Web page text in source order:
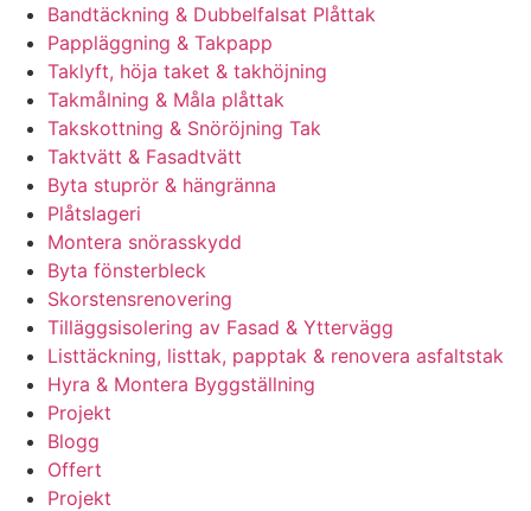
Bandtäckning & Dubbelfalsat Plåttak
Pappläggning & Takpapp
Taklyft, höja taket & takhöjning
Takmålning & Måla plåttak
Takskottning & Snöröjning Tak
Taktvätt & Fasadtvätt
Byta stuprör & hängränna
Plåtslageri
Montera snörasskydd
Byta fönsterbleck
Skorstensrenovering
Tilläggsisolering av Fasad & Yttervägg
Listtäckning, listtak, papptak & renovera asfaltstak
Hyra & Montera Byggställning
Projekt
Blogg
Offert
Projekt